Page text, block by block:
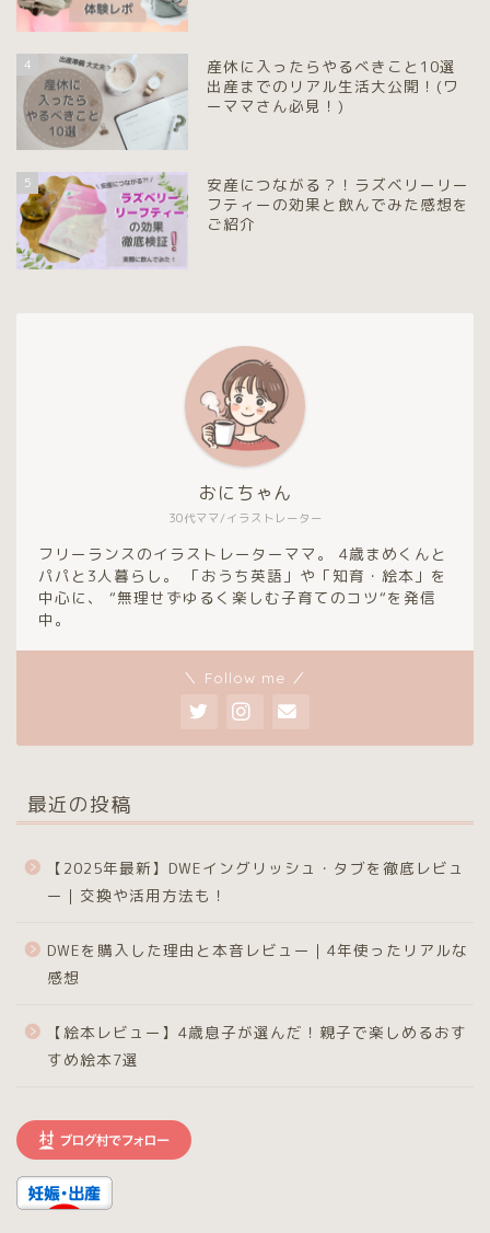
4
産休に入ったらやるべきこと10選
出産までのリアル生活大公開！(ワ
ーママさん必見！)
5
安産につながる？！ラズベリーリー
フティーの効果と飲んでみた感想を
ご紹介
30代ママ/イラストレーター
おにちゃん
フリーランスのイラストレーターママ。 4歳まめくんと
パパと3人暮らし。 「おうち英語」や「知育・絵本」を
中心に、 “無理せずゆるく楽しむ子育てのコツ“を発信
中。
＼ Follow me ／
最近の投稿
【2025年最新】DWEイングリッシュ・タブを徹底レビュ
ー｜交換や活用方法も！
DWEを購入した理由と本音レビュー｜4年使ったリアルな
感想
【絵本レビュー】4歳息子が選んだ！親子で楽しめるおす
すめ絵本7選